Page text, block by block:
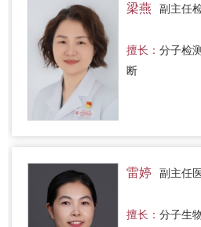
梁燕 副主任
擅长： 分子检
断
雷婷 副主任
擅长： 分子生